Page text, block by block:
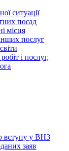
ситуації
посад
місця
послуг
і послуг,
вступу у ВНЗ
заяв